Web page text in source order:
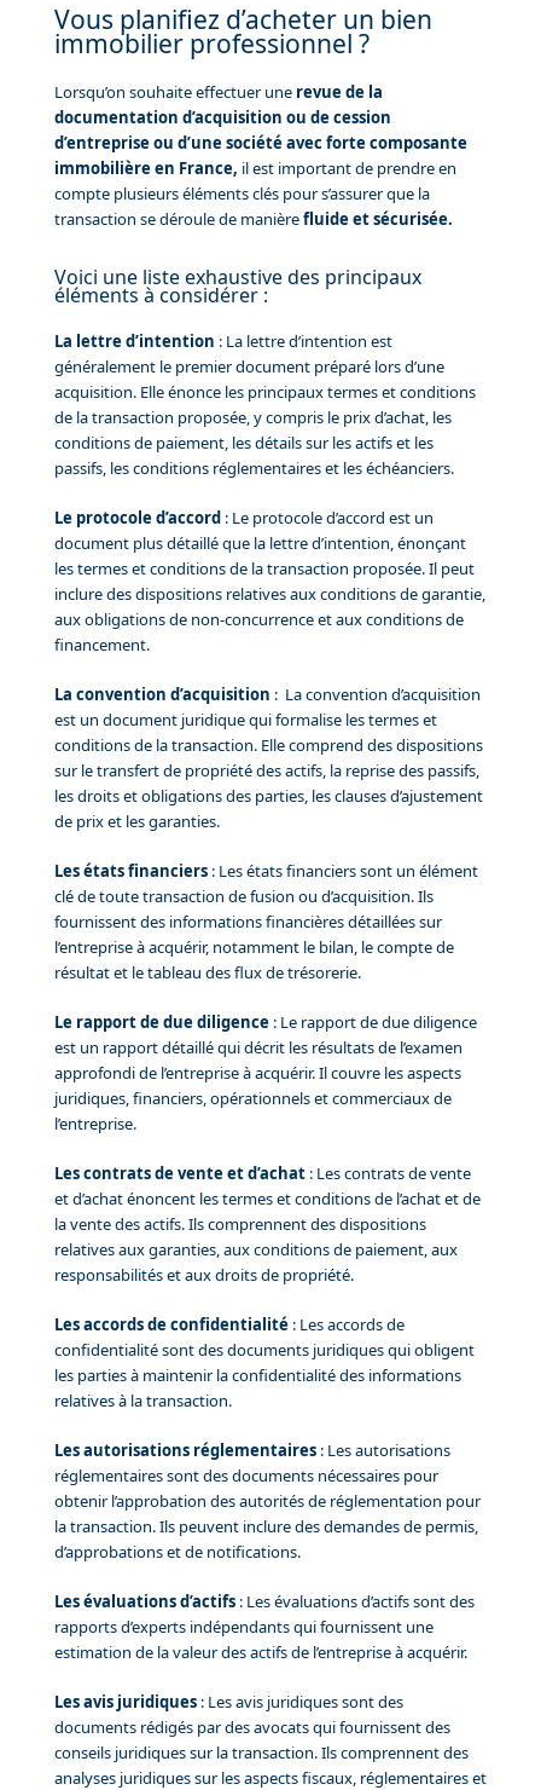
Vous planifiez d’acheter un bien
immobilier professionnel ?
Lorsqu’on souhaite effectuer une revue de la
documentation d’acquisition ou de cession
d’entreprise ou d’une société avec forte composante
immobilière en France, il est important de prendre en
compte plusieurs éléments clés pour s’assurer que la
transaction se déroule de manièrefluide et sécurisée.
Voici une liste exhaustive des principaux
éléments à considérer :
La lettre d’intention : La lettre d’intention est
généralement le premier document préparé lors d’une
acquisition. Elle énonce les principaux termes et conditions
de la transaction proposée, y compris le prix d’achat, les
conditions de paiement, les détails sur les actifs et les
passifs, les conditions réglementaires et les échéanciers.
Le protocole d’accord : Le protocole d’accord est un
document plus détaillé que la lettre d’intention, énonçant
les termes et conditions de la transaction proposée. Il peut
inclure des dispositions relatives aux conditions de garantie,
aux obligations de non-concurrence et aux conditions de
financement.
La convention d’acquisition : La convention d’acquisition
est un document juridique qui formalise les termes et
conditions de la transaction. Elle comprend des dispositions
sur le transfert de propriété des actifs, la reprise des passifs,
les droits et obligations des parties, les clauses d’ajustement
de prix et les garanties.
Les états financiers : Les états financiers sont un élément
clé de toute transaction de fusion ou d’acquisition. Ils
fournissent des informations financières détaillées sur
l’entreprise à acquérir, notamment le bilan, le compte de
résultat et le tableau des flux de trésorerie.
Le rapport de due diligence : Le rapport de due diligence
est un rapport détaillé qui décrit les résultats de l’examen
approfondi de l’entreprise à acquérir. Il couvre les aspects
juridiques, financiers, opérationnels et commerciaux de
l’entreprise.
Les contrats de vente et d’achat : Les contrats de vente
et d’achat énoncent les termes et conditions de l’achat et de
la vente des actifs. Ils comprennent des dispositions
relatives aux garanties, aux conditions de paiement, aux
responsabilités et aux droits de propriété.
Les accords de confidentialité : Les accords de
confidentialité sont des documents juridiques qui obligent
les parties à maintenir la confidentialité des informations
relatives à la transaction.
Les autorisations réglementaires : Les autorisations
réglementaires sont des documents nécessaires pour
obtenir l’approbation des autorités de réglementation pour
la transaction. Ils peuvent inclure des demandes de permis,
d’approbations et de notifications.
Les évaluations d’actifs : Les évaluations d’actifs sont des
rapports d’experts indépendants qui fournissent une
estimation de la valeur des actifs de l’entreprise à acquérir.
Les avis juridiques : Les avis juridiques sont des
documents rédigés par des avocats qui fournissent des
conseils juridiques sur la transaction. Ils comprennent des
analyses juridiques sur les aspects fiscaux, réglementaires et